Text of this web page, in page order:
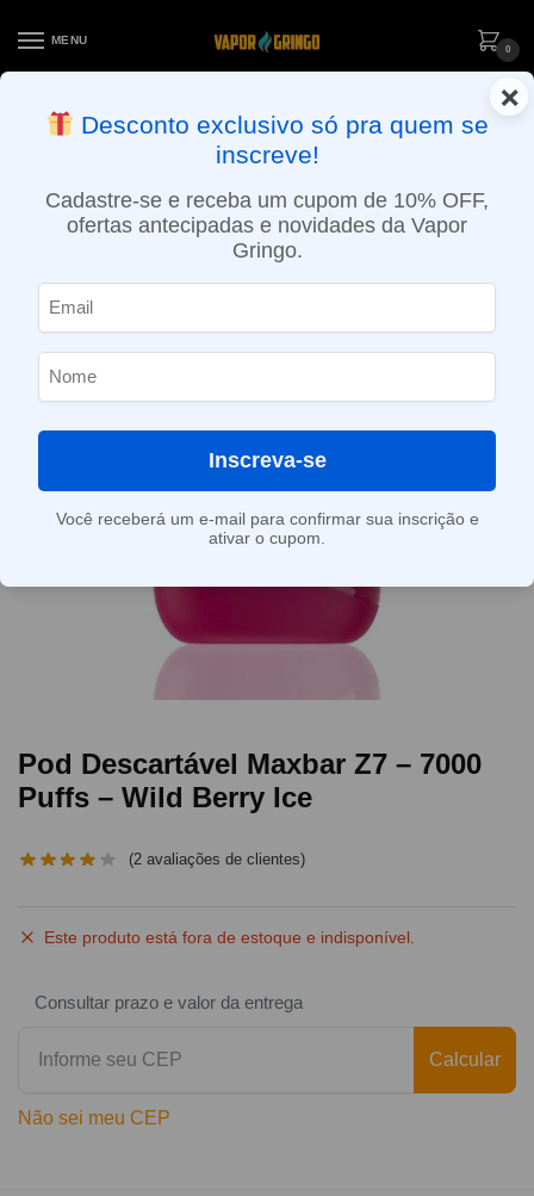
MENU
0
ENTREGA NO MESMO DIA EM SÃO PAULO (SEG A SEX): PEDIDOS
APROVADOS ATÉ 15:30 VIA MOTOBOY
Pod Descartável Maxbar Z7 – 7000
Puffs – Wild Berry Ice
(2 avaliações de clientes)
Este produto está fora de estoque e indisponível.
Consultar prazo e valor da entrega
Calcular
Não sei meu CEP
×
Desconto exclusivo só pra quem se
inscreve!
Cadastre-se e receba um cupom de 10% OFF,
ofertas antecipadas e novidades da Vapor
Gringo.
Inscreva-se
Você receberá um e-mail para confirmar sua inscrição e
ativar o cupom.